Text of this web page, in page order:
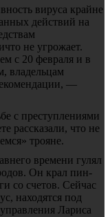
вируса крайне
действий на
не угрожает.
с 20 февраля и в
владельцам
—
с преступлениями
рассказали, что не
трояне.
времени гулял
Он крал пин-
со счетов. Сейчас
находятся под
Лариса